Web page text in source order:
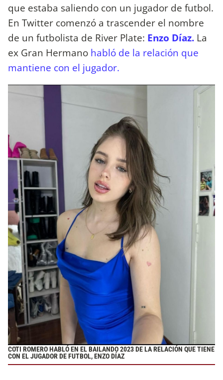
que estaba saliendo con un jugador de futbol.
En Twitter comenzó a trascender el nombre
de un futbolista de River Plate: Enzo Díaz. La
ex Gran Hermano habló de la relación que
mantiene con el jugador.
COTI ROMERO HABLÓ EN EL BAILANDO 2023 DE LA RELACIÓN QUE TIENE
CON EL JUGADOR DE FUTBOL, ENZO DÍAZ